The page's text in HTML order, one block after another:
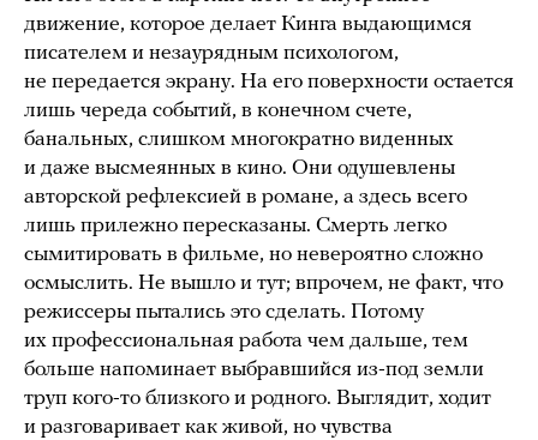
движение, которое делает Кинга выдающимся
писателем и незаурядным психологом,
не передается экрану. На его поверхности остается
лишь череда событий, в конечном счете,
банальных, слишком многократно виденных
и даже высмеянных в кино. Они одушевлены
авторской рефлексией в романе, а здесь всего
лишь прилежно пересказаны. Смерть легко
сымитировать в фильме, но невероятно сложно
осмыслить. Не вышло и тут; впрочем, не факт, что
режиссеры пытались это сделать. Потому
их профессиональная работа чем дальше, тем
больше напоминает выбравшийся из-под земли
труп кого-то близкого и родного. Выглядит, ходит
и разговаривает как живой, но чувства